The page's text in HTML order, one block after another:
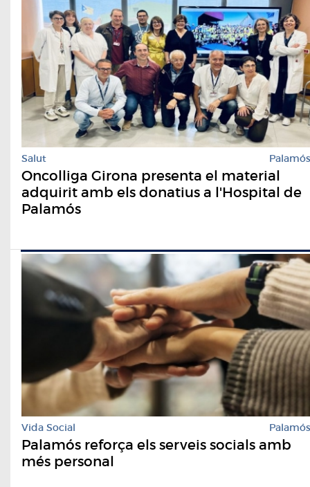
Salut Palamós
Oncolliga Girona presenta el material
adquirit amb els donatius a l'Hospital de
Palamós
Vida Social Palamós
Palamós reforça els serveis socials amb
més personal